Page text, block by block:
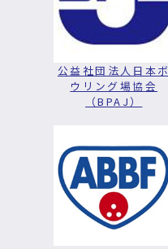
公益社団法人日本ボ
ウリング場協会
（BPAJ）